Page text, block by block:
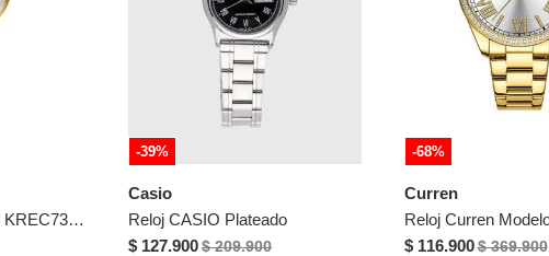
Reloj Curren Modelo KREC730218 Dorado Mujer
-39%
Casio
Reloj CASIO Plateado
$ 127.900$ 209.900
-68%
Curren
$ 116.900$ 369.900